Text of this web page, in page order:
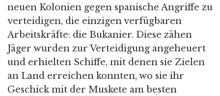
neuen Kolonien gegen spanische Angriffe zu
verteidigen, die einzigen verfügbaren
Arbeitskräfte: die Bukanier. Diese zähen
Jäger wurden zur Verteidigung angeheuert
und erhielten Schiffe, mit denen sie Zielen
an Land erreichen konnten, wo sie ihr
Geschick mit der Muskete am besten